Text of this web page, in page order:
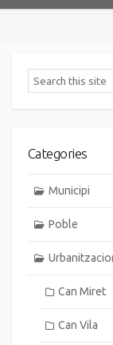
Search
Categories
Municipi
Poble
Can Miret
Can Vila